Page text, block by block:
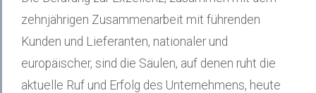
zehnjährigen Zusammenarbeit mit führenden
Kunden und Lieferanten, nationaler und
europäischer, sind die Säulen, auf denen ruht die
aktuelle Ruf und Erfolg des Unternehmens, heute